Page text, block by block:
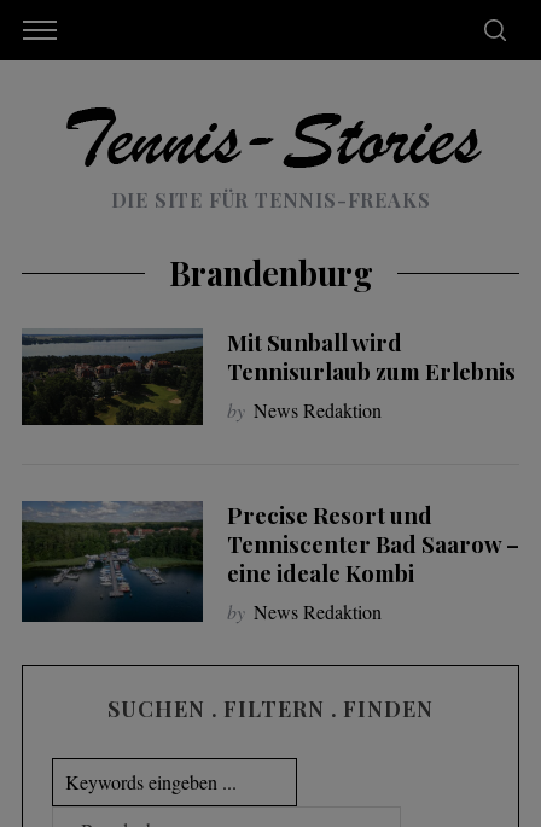
DIE SITE FÜR TENNIS-FREAKS
Brandenburg
Mit Sunball wird
Tennisurlaub zum Erlebnis
by News Redaktion
Precise Resort und
Tenniscenter Bad Saarow –
eine ideale Kombi
by News Redaktion
SUCHEN . FILTERN . FINDEN